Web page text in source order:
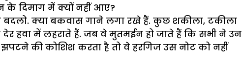
के दिमाग में क्यों नहीं आए?
बदलो. क्या बकवास गाने लगा रखे हैं. कुछ शकीला, टकीला
हवा में लहराते हैं. जब वे मुतमईन हो जाते हैं कि सभी ने उन
की कोशिश करता है तो वे हरगिज उस नोट को नहीं